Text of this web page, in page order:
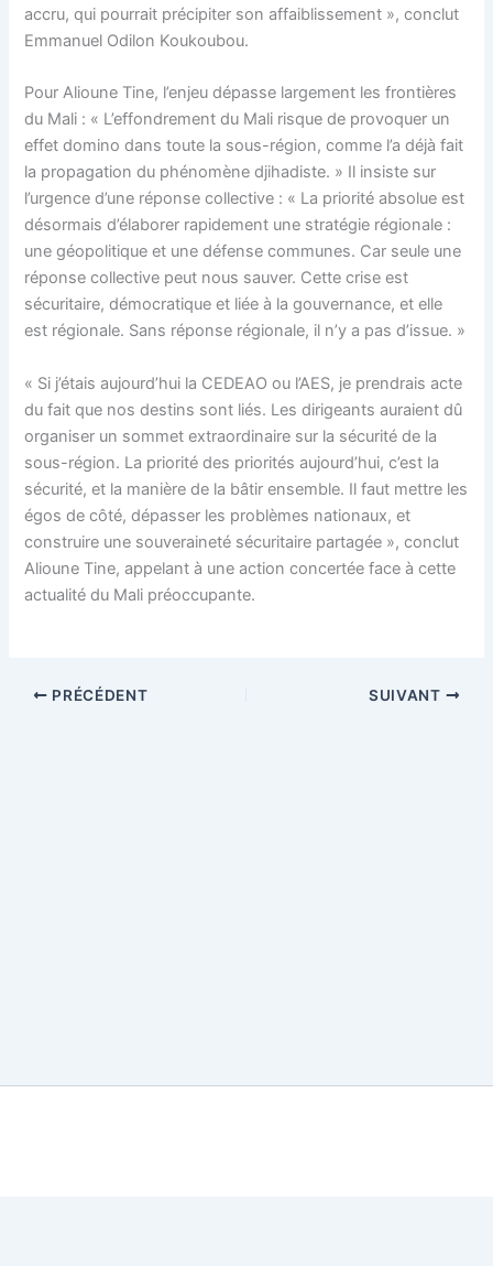
accru, qui pourrait précipiter son affaiblissement », conclut
Emmanuel Odilon Koukoubou.
Pour Alioune Tine, l’enjeu dépasse largement les frontières
du Mali : « L’effondrement du Mali risque de provoquer un
effet domino dans toute la sous-région, comme l’a déjà fait
la propagation du phénomène djihadiste. » Il insiste sur
l’urgence d’une réponse collective : « La priorité absolue est
désormais d’élaborer rapidement une stratégie régionale :
une géopolitique et une défense communes. Car seule une
réponse collective peut nous sauver. Cette crise est
sécuritaire, démocratique et liée à la gouvernance, et elle
est régionale. Sans réponse régionale, il n’y a pas d’issue. »
« Si j’étais aujourd’hui la CEDEAO ou l’AES, je prendrais acte
du fait que nos destins sont liés. Les dirigeants auraient dû
organiser un sommet extraordinaire sur la sécurité de la
sous-région. La priorité des priorités aujourd’hui, c’est la
sécurité, et la manière de la bâtir ensemble. Il faut mettre les
égos de côté, dépasser les problèmes nationaux, et
construire une souveraineté sécuritaire partagée », conclut
Alioune Tine, appelant à une action concertée face à cette
actualité du Mali préoccupante.
PRÉCÉDENT SUIVANT